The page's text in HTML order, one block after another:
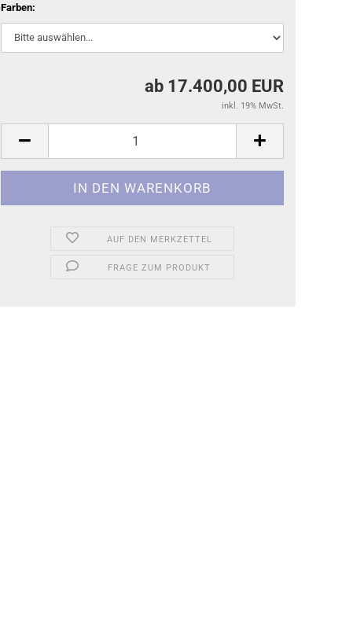
Farben:
ab 17.400,00 EUR
inkl. 19% MwSt.
AUF DEN MERKZETTEL
FRAGE ZUM PRODUKT